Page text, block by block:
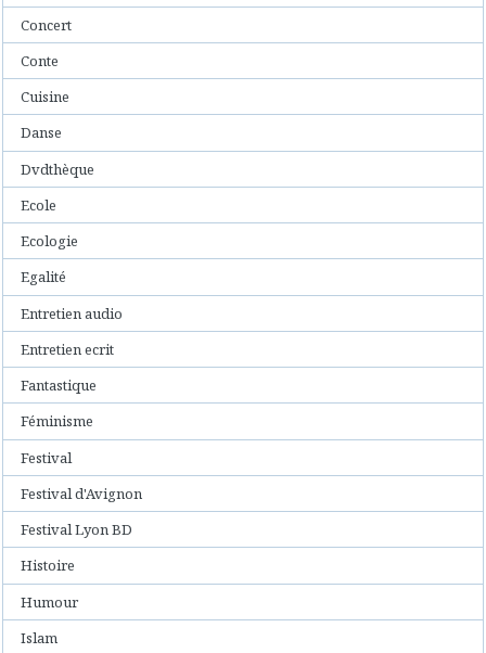
Concert
Conte
Cuisine
Danse
Dvdthèque
Ecole
Ecologie
Egalité
Entretien audio
Entretien ecrit
Fantastique
Féminisme
Festival
Festival d'Avignon
Festival Lyon BD
Histoire
Humour
Islam